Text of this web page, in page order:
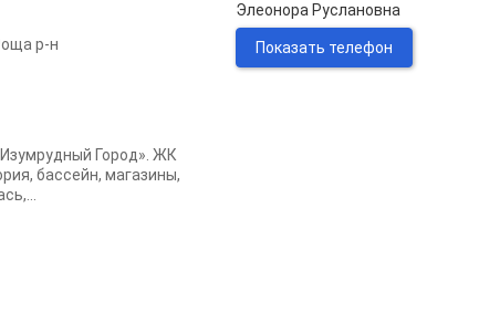
р-н
Город». ЖК
бассейн, магазины,
Элеонора Руслановна
Показать телефон